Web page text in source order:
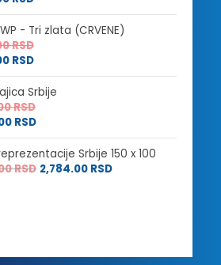
- Tri zlata (CRVENE)
RSD
RSD
Srbije
RSD
RSD
Srbije 150 x 100
RSD 2,784.00 RSD